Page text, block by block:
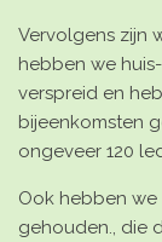
Vervolgens zijn
hebben we
verspreid en
bijeenkomsten
ongeveer 120
Ook hebben we
gehouden., die